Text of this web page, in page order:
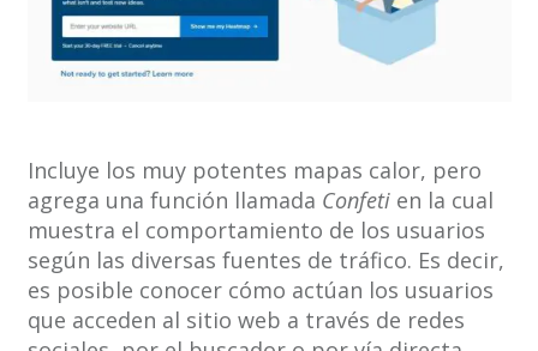
Incluye los muy potentes mapas calor, pero
agrega una función llamada Confetien la cual
muestra el comportamiento de los usuarios
según las diversas fuentes de tráfico. Es decir,
es posible conocer cómo actúan los usuarios
que acceden al sitio web a través de redes